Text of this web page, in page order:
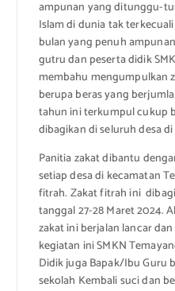
ampunan yang ditunggu-
Islam di dunia tak
bulan yang penuh
gutru dan peserta didik
membahu mengumpulkan
berupa beras yang
tahun ini terkumpul cukup
dibagikan di seluruh desa
Panitia zakat dibantu
setiap desa di kecamatan
fitrah. Zakat fitrah ini
tanggal 27-28 Maret 2024.
zakat ini berjalan lancar
kegiatan ini SMKN
Didik juga Bapak/Ibu Guru
sekolah Kembali suci dan